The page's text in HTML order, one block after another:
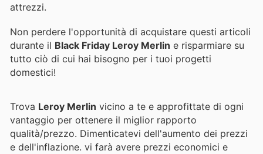
attrezzi.
Non perdere l'opportunità di acquistare questi articoli
durante il Black Friday Leroy Merlin e risparmiare su
tutto ciò di cui hai bisogno per i tuoi progetti
domestici!
Trova Leroy Merlin vicino a te e approfittate di ogni
vantaggio per ottenere il miglior rapporto
qualità/prezzo. Dimenticatevi dell'aumento dei prezzi
e dell'inflazione. vi farà avere prezzi economici e